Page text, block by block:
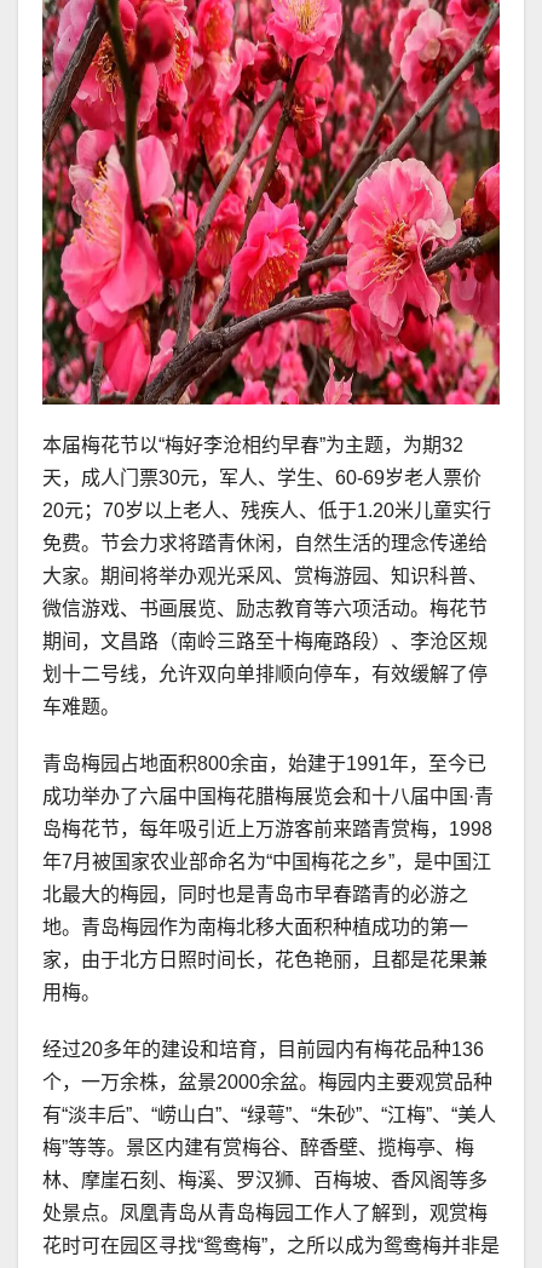
本届梅花节以“梅好李沧相约早春”为主题，为期32
天，成人门票30元，军人、学生、60-69岁老人票价
20元；70岁以上老人、残疾人、低于1.20米儿童实行
免费。节会力求将踏青休闲，自然生活的理念传递给
大家。期间将举办观光采风、赏梅游园、知识科普、
微信游戏、书画展览、励志教育等六项活动。梅花节
期间，文昌路（南岭三路至十梅庵路段）、李沧区规
划十二号线，允许双向单排顺向停车，有效缓解了停
车难题。
青岛梅园占地面积800余亩，始建于1991年，至今已
成功举办了六届中国梅花腊梅展览会和十八届中国·青
岛梅花节，每年吸引近上万游客前来踏青赏梅，1998
年7月被国家农业部命名为“中国梅花之乡”，是中国江
北最大的梅园，同时也是青岛市早春踏青的必游之
地。青岛梅园作为南梅北移大面积种植成功的第一
家，由于北方日照时间长，花色艳丽，且都是花果兼
用梅。
经过20多年的建设和培育，目前园内有梅花品种136
个，一万余株，盆景2000余盆。梅园内主要观赏品种
有“淡丰后”、“崂山白”、“绿萼”、“朱砂”、“江梅”、“美人
梅”等等。景区内建有赏梅谷、醉香壁、揽梅亭、梅
林、摩崖石刻、梅溪、罗汉狮、百梅坡、香风阁等多
处景点。凤凰青岛从青岛梅园工作人了解到，观赏梅
花时可在园区寻找“鸳鸯梅”，之所以成为鸳鸯梅并非是